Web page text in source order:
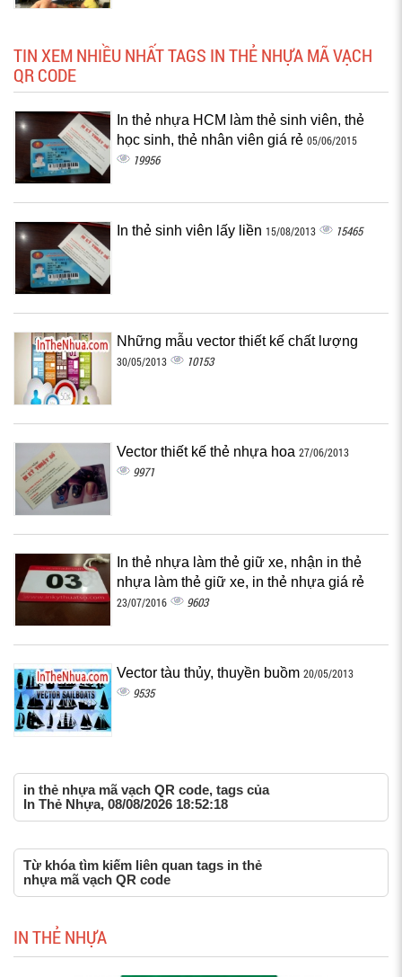
TIN XEM NHIỀU NHẤT TAGS IN THẺ NHỰA MÃ VẠCH
QR CODE
In thẻ nhựa HCM làm thẻ sinh viên, thẻ
học sinh, thẻ nhân viên giá rẻ 05/06/2015
19956
In thẻ sinh viên lấy liền 15/08/2013 15465
Những mẫu vector thiết kế chất lượng
30/05/2013 10153
Vector thiết kế thẻ nhựa hoa 27/06/2013
9971
In thẻ nhựa làm thẻ giữ xe, nhận in thẻ
nhựa làm thẻ giữ xe, in thẻ nhựa giá rẻ
23/07/2016 9603
Vector tàu thủy, thuyền buồm 20/05/2013
9535
in thẻ nhựa mã vạch QR code, tags của
In Thẻ Nhựa, 08/08/2026 18:52:18
Từ khóa tìm kiếm liên quan tags in thẻ
nhựa mã vạch QR code
IN THẺ NHỰA